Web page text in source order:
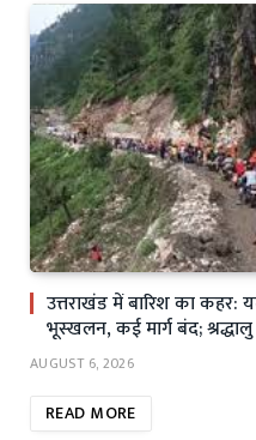
उत्तराखंड में बारिश का कहर:
भूस्खलन, कई मार्ग बंद;
AUGUST 6, 2026
READ MORE